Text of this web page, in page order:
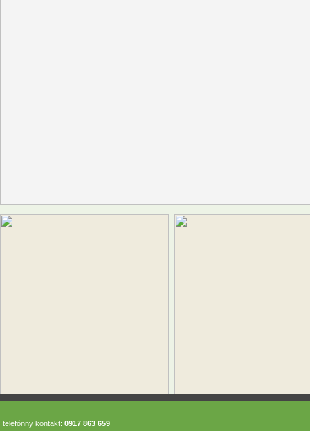
telefónny kontakt: 0917 863 659